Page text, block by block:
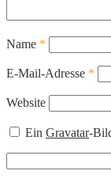
Name *
E-Mail-Adresse *
Website
EinGravatar-